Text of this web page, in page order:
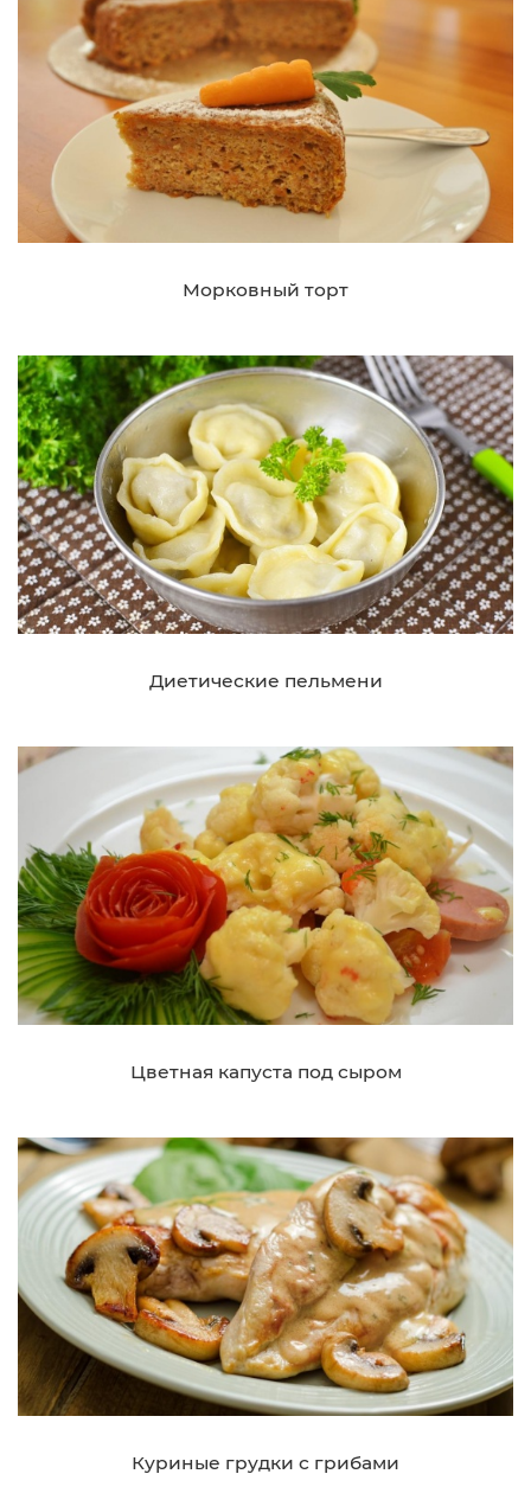
Морковный торт
Диетические пельмени
Цветная капуста под сыром
Куриные грудки с грибами